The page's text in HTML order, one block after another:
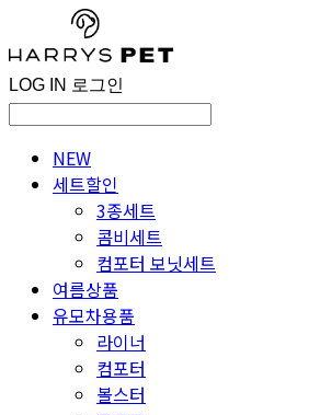
LOG IN 로그인
NEW
세트할인
3종세트
콤비세트
컴포터 보닛세트
여름상품
유모차용품
라이너
컴포터
볼스터